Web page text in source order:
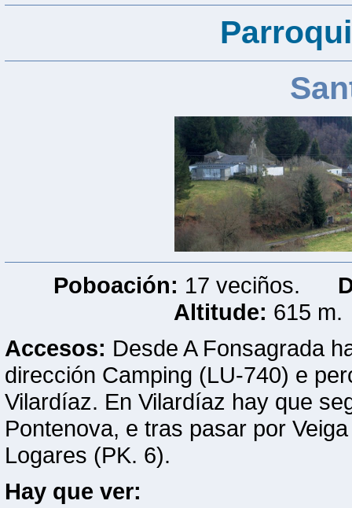
Poboación: 17 veciños.
Altitude: 615
Accesos: Desde A Fonsagrada
dirección Camping (LU-740) e
Vilardíaz. En Vilardíaz hay que
Pontenova, e tras pasar por
Logares (PK. 6).
Hay que ver: